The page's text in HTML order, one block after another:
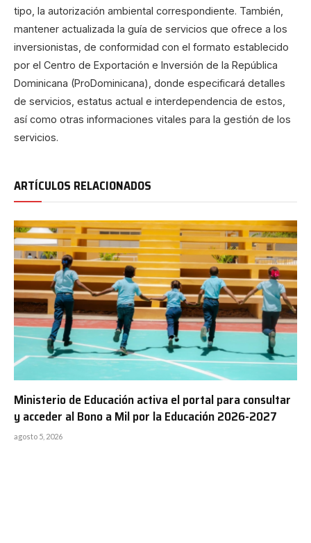
tipo, la autorización ambiental correspondiente. También,
mantener actualizada la guía de servicios que ofrece a los
inversionistas, de conformidad con el formato establecido
por el Centro de Exportación e Inversión de la República
Dominicana (ProDominicana), donde especificará detalles
de servicios, estatus actual e interdependencia de estos,
así como otras informaciones vitales para la gestión de los
servicios.
ARTÍCULOS RELACIONADOS
Ministerio de Educación activa el portal para consultar
y acceder al Bono a Mil por la Educación 2026-2027
agosto 5, 2026